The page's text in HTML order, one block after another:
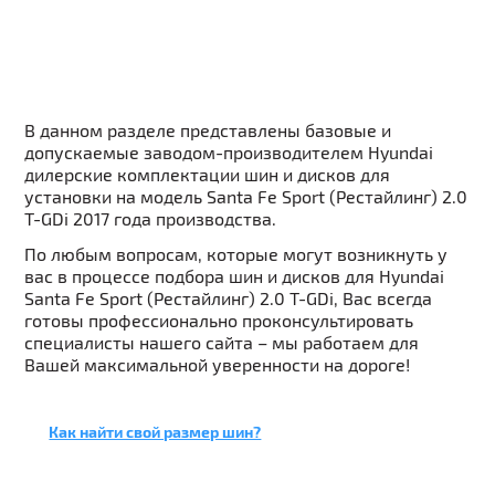
В данном разделе представлены базовые и
допускаемые заводом-производителем Hyundai
дилерские комплектации шин и дисков для
установки на модель Santa Fe Sport (Рестайлинг) 2.0
T-GDi 2017 года производства.
По любым вопросам, которые могут возникнуть у
вас в процессе подбора шин и дисков для Hyundai
Santa Fe Sport (Рестайлинг) 2.0 T-GDi, Вас всегда
готовы профессионально проконсультировать
специалисты нашего сайта – мы работаем для
Вашей максимальной уверенности на дороге!
Как найти свой размер шин?